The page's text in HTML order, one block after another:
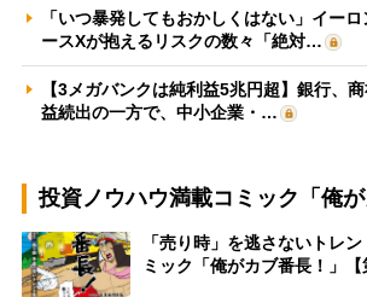
「いつ暴発してもおかしくはない」イー
ースXが抱えるリスクの数々「絶対…
【3メガバンクは純利益5兆円超】銀行、
益続出の一方で、中小企業・…
投資ノウハウ満載コミック「俺が
「売り時」を逃さないトレ
ミック「俺がカブ番長！」【